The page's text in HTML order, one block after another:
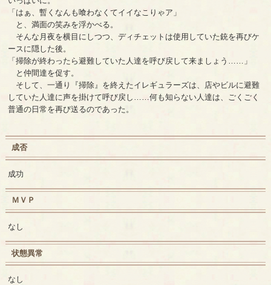
「はぁ、暫くなんも喰わなくてイイなこりゃア」
と、満面の笑みを浮かべる。
そんな月夜を横目にしつつ、ディチェットは使用していた銃を再びケ
ースに隠した後。
「掃除が終わったら避難していた人達を呼び戻して来ましょう……」
と仲間達を促す。
そして、一通り『掃除』を終えたイレギュラーズは、店やビルに避難
していた人達に声を掛けて呼び戻し……何も知らない人達は、ごくごく
普通の日常を再び送るのであった。
成否
成功
ＭＶＰ
なし
状態異常
なし